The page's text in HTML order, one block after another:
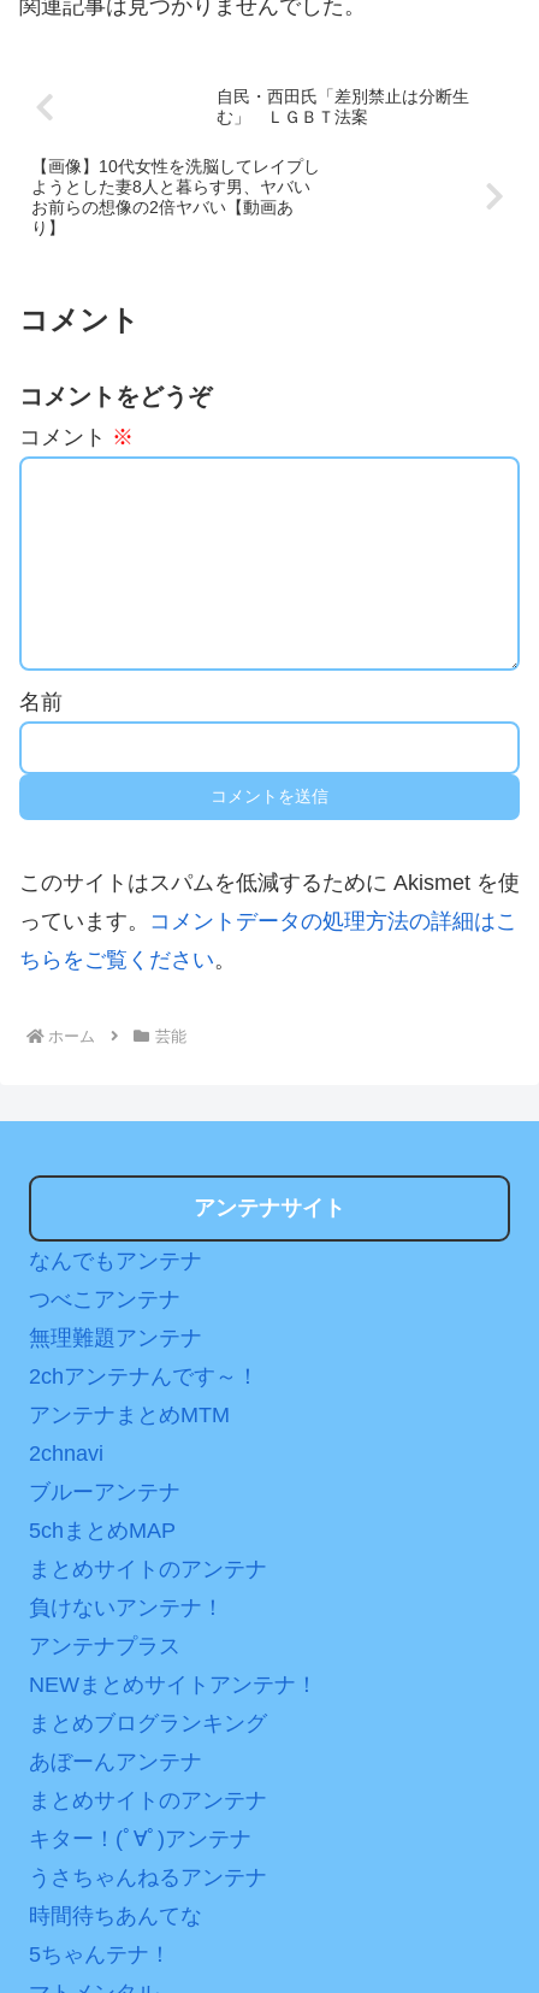
関連記事は見つかりませんでした。
自民・西田氏「差別禁止は分断生
む」 ＬＧＢＴ法案
【画像】10代女性を洗脳してレイプし
ようとした妻8人と暮らす男、ヤバい
お前らの想像の2倍ヤバい【動画あ
り】
コメント
コメントをどうぞ
コメント ※
名前
このサイトはスパムを低減するために Akismet を使
っています。 コメントデータの処理方法の詳細はこ
ちらをご覧ください。
ホーム 芸能
アンテナサイト
なんでもアンテナ
つべこアンテナ
無理難題アンテナ
2chアンテナんです～！
アンテナまとめMTM
2chnavi
ブルーアンテナ
5chまとめMAP
まとめサイトのアンテナ
負けないアンテナ！
アンテナプラス
NEWまとめサイトアンテナ！
まとめブログランキング
あぼーんアンテナ
まとめサイトのアンテナ
キター！(ﾟ∀ﾟ)アンテナ
うさちゃんねるアンテナ
時間待ちあんてな
5ちゃんテナ！